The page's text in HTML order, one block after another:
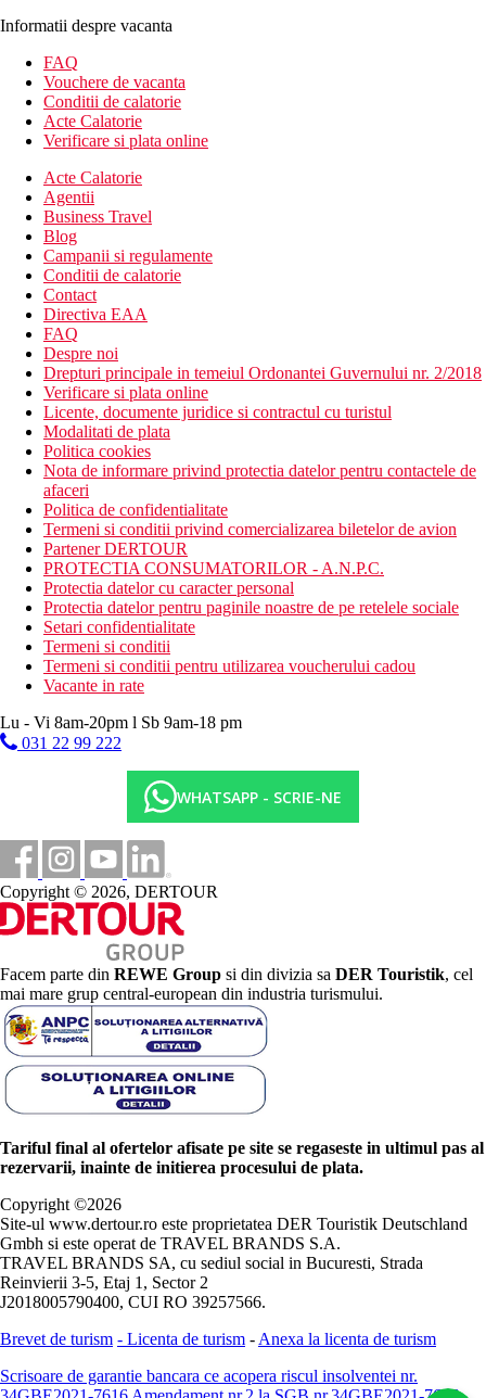
Informatii despre vacanta
FAQ
Vouchere de vacanta
Conditii de calatorie
Acte Calatorie
Verificare si plata online
Acte Calatorie
Agentii
Business Travel
Blog
Campanii si regulamente
Conditii de calatorie
Contact
Directiva EAA
FAQ
Despre noi
Drepturi principale in temeiul Ordonantei Guvernului nr. 2/2018
Verificare si plata online
Licente, documente juridice si contractul cu turistul
Modalitati de plata
Politica cookies
Nota de informare privind protectia datelor pentru contactele de
afaceri
Politica de confidentialitate
Termeni si conditii privind comercializarea biletelor de avion
Partener DERTOUR
PROTECTIA CONSUMATORILOR - A.N.P.C.
Protectia datelor cu caracter personal
Protectia datelor pentru paginile noastre de pe retelele sociale
Setari confidentialitate
Termeni si conditii
Termeni si conditii pentru utilizarea voucherului cadou
Vacante in rate
Lu - Vi 8am-20pm l Sb 9am-18 pm
031 22 99 222
WHATSAPP - SCRIE-NE
Copyright © 2026, DERTOUR
Facem parte din REWE Group si din divizia sa DER Touristik, cel
mai mare grup central-european din industria turismului.
Tariful final al ofertelor afisate pe site se regaseste in ultimul pas al
rezervarii, inainte de initierea procesului de plata.
Copyright ©2026
Site-ul www.dertour.ro este proprietatea DER Touristik Deutschland
Gmbh si este operat de TRAVEL BRANDS S.A.
TRAVEL BRANDS SA, cu sediul social in Bucuresti, Strada
Reinvierii 3-5, Etaj 1, Sector 2
J2018005790400, CUI RO 39257566.
Brevet de turism - Licenta de turism -Anexa la licenta de turism
Scrisoare de garantie bancara ce acopera riscul insolventei nr.